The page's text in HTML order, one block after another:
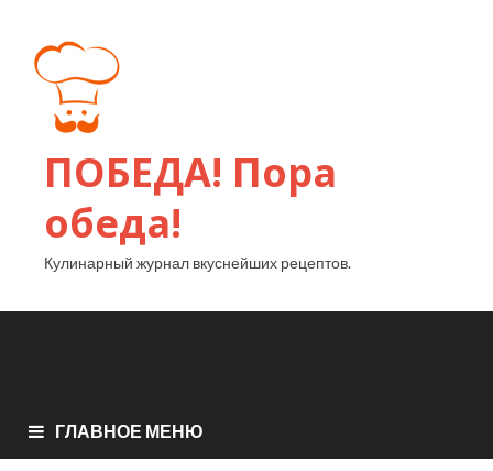
ПОБЕДА! Пора
обеда!
Кулинарный журнал вкуснейших рецептов.
ГЛАВНОЕ МЕНЮ